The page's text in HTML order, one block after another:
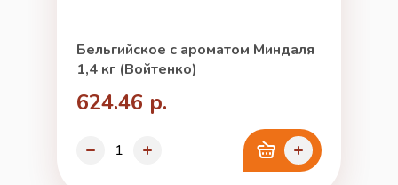
Бельгийское с ароматом Миндаля
1,4 кг (Войтенко)
624.46 р.